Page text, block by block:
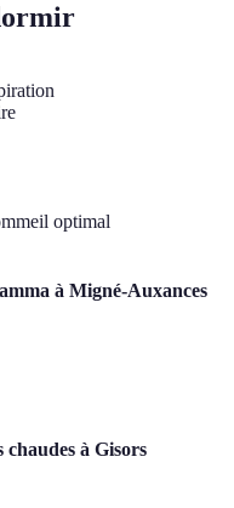
optimal
à Migné-Auxances
à Gisors